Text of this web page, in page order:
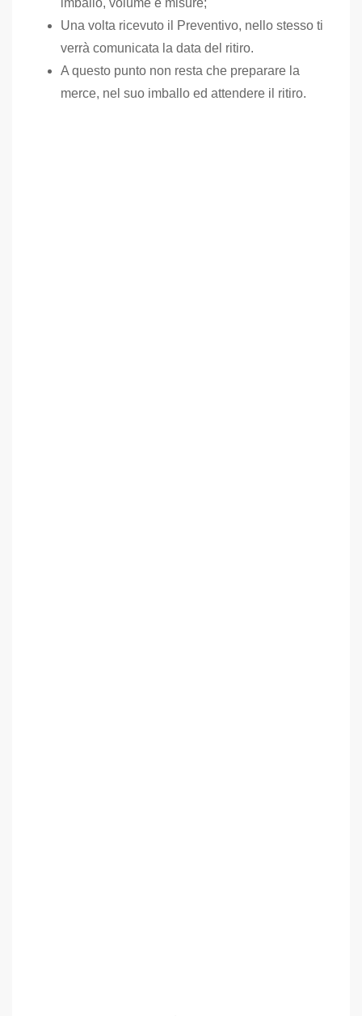
imballo, volume e misure;
Una volta ricevuto il Preventivo, nello stesso ti
verrà comunicata la data del ritiro.
A questo punto non resta che preparare la
merce, nel suo imballo ed attendere il ritiro.